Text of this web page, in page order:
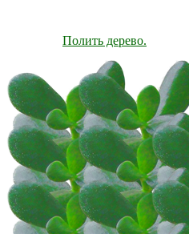
Полить дерево.